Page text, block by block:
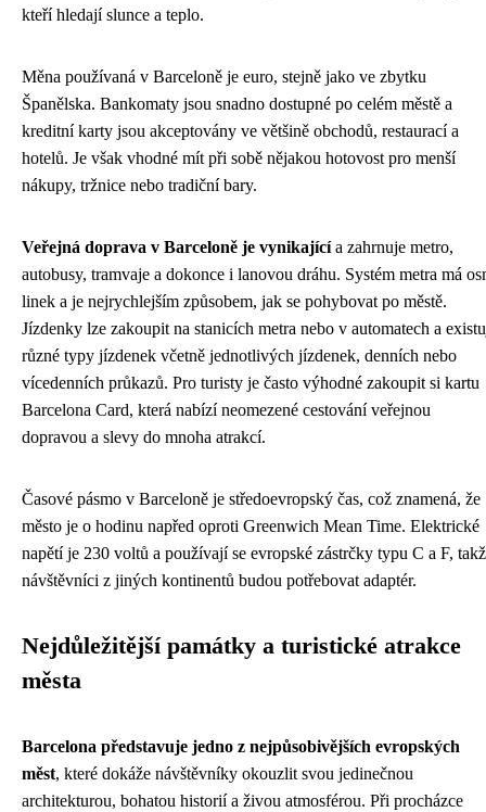
kteří hledají slunce a teplo.
Měna používaná v Barceloně je euro, stejně jako ve zbytku
Španělska. Bankomaty jsou snadno dostupné po celém městě a
kreditní karty jsou akceptovány ve většině obchodů, restaurací a
hotelů. Je však vhodné mít při sobě nějakou hotovost pro menší
nákupy, tržnice nebo tradiční bary.
Veřejná doprava v Barceloně je vynikajícía zahrnuje metro,
autobusy, tramvaje a dokonce i lanovou dráhu. Systém metra má
linek a je nejrychlejším způsobem, jak se pohybovat po městě.
Jízdenky lze zakoupit na stanicích metra nebo v automatech a
různé typy jízdenek včetně jednotlivých jízdenek, denních nebo
vícedenních průkazů. Pro turisty je často výhodné zakoupit si kartu
Barcelona Card, která nabízí neomezené cestování veřejnou
dopravou a slevy do mnoha atrakcí.
Časové pásmo v Barceloně je středoevropský čas, což znamená, že
město je o hodinu napřed oproti Greenwich Mean Time. Elektrické
napětí je 230 voltů a používají se evropské zástrčky typu C a F,
návštěvníci z jiných kontinentů budou potřebovat adaptér.
Nejdůležitější památky a turistické atrakce
města
Barcelona představuje jedno z nejpůsobivějších evropských
měst, které dokáže návštěvníky okouzlit svou jedinečnou
architekturou, bohatou historií a živou atmosférou. Při procházce